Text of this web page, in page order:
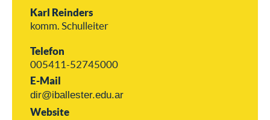
Karl Reinders
komm. Schulleiter
Telefon
005411-52745000
E-Mail
dir@iballester.edu.ar
Website